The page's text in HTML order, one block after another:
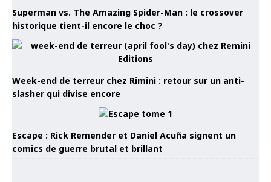
Superman vs. The Amazing Spider-Man : le crossover
historique tient-il encore le choc ?
Week-end de terreur chez Rimini : retour sur un anti-
slasher qui divise encore
Escape : Rick Remender et Daniel Acuña signent un
comics de guerre brutal et brillant